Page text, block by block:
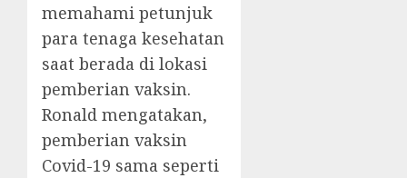
memahami petunjuk
para tenaga kesehatan
saat berada di lokasi
pemberian vaksin.
Ronald mengatakan,
pemberian vaksin
Covid-19 sama seperti